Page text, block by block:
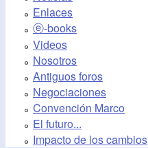
Enlaces
ⓔ-books
Videos
Nosotros
Antiguos foros
Negociaciones
Convención Marco
El futuro...
Impacto de los cambios